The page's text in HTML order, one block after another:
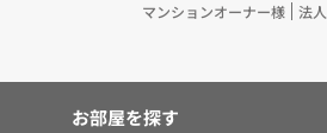
マンションオーナー様 法
お部屋を探す